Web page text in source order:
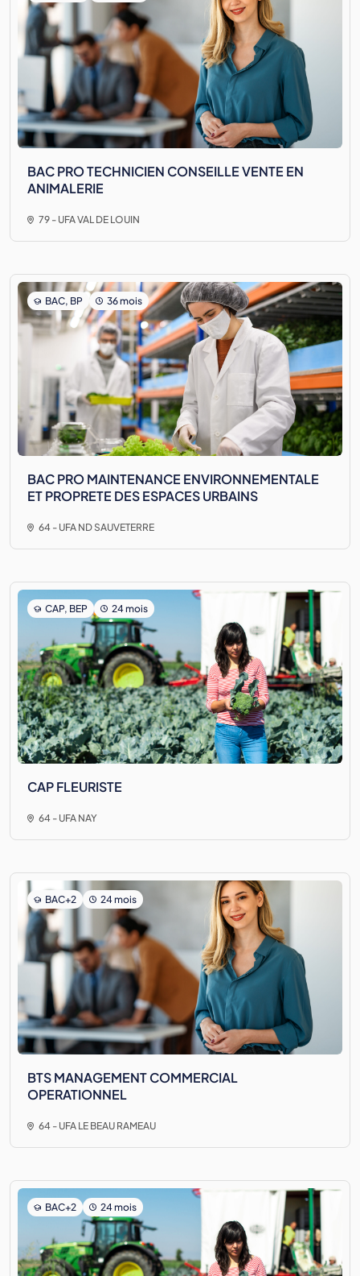
BAC PRO TECHNICIEN CONSEILLE VENTE EN
ANIMALERIE
79 - UFA VAL DE LOUIN
BAC, BP 36 mois
BAC PRO MAINTENANCE ENVIRONNEMENTALE
ET PROPRETE DES ESPACES URBAINS
64 - UFA ND SAUVETERRE
CAP, BEP 24 mois
CAP FLEURISTE
64 - UFA NAY
BAC+2 24 mois
BTS MANAGEMENT COMMERCIAL
OPERATIONNEL
64 - UFA LE BEAU RAMEAU
BAC+2 24 mois